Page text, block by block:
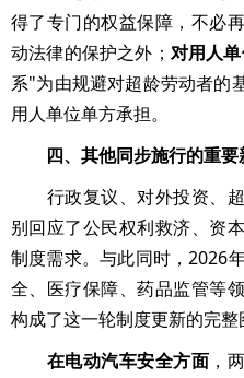
得了专门的权益保障，不必
动法律的保护之外； 对用人
系"为由规避对超龄劳动者的
用人单位单方承担。
四、其他同步施行的重要
行政复议、对外投资、超
别回应了公民权利救济、资
制度需求。与此同时，2026
全、医疗保障、药品监管等
构成了这一轮制度更新的完整
在电动汽车安全方面 ，